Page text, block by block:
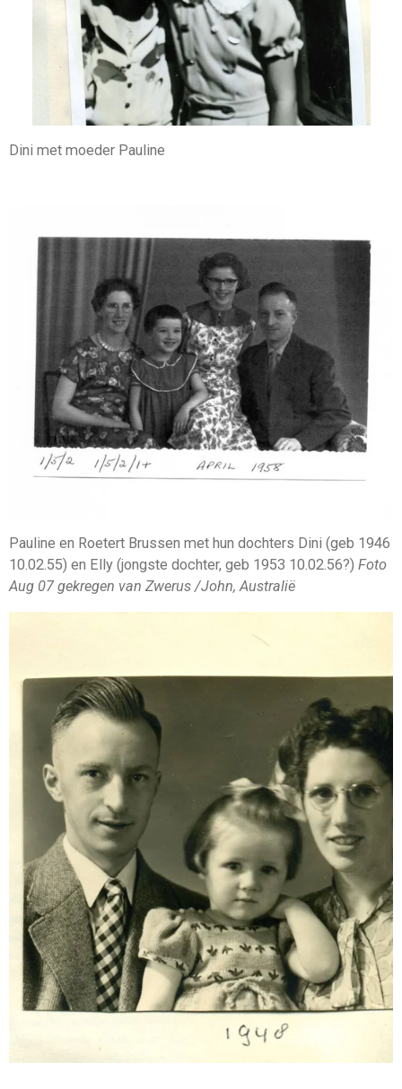
Dini met moeder Pauline
Pauline en Roetert Brussen met hun dochters Dini (geb 1946
10.02.55) en Elly (jongste dochter, geb 1953 10.02.56?) Foto
Aug 07 gekregen van Zwerus /John, Australië